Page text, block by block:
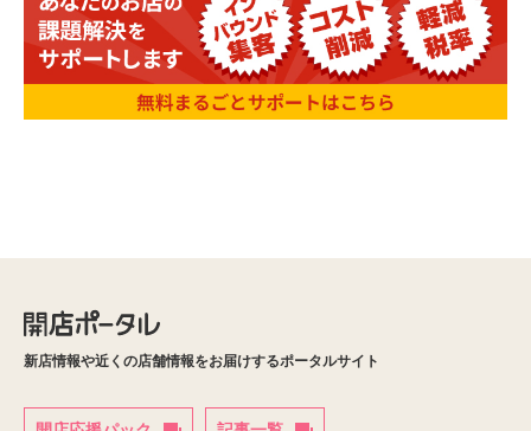
新店情報や近くの店舗情報をお届けするポータルサイト